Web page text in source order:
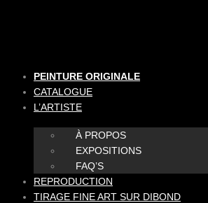
PEINTURE ORIGINALE
CATALOGUE
L’ARTISTE
À PROPOS
EXPOSITIONS
FAQ’S
REPRODUCTION
TIRAGE FINE ART SUR DIBOND